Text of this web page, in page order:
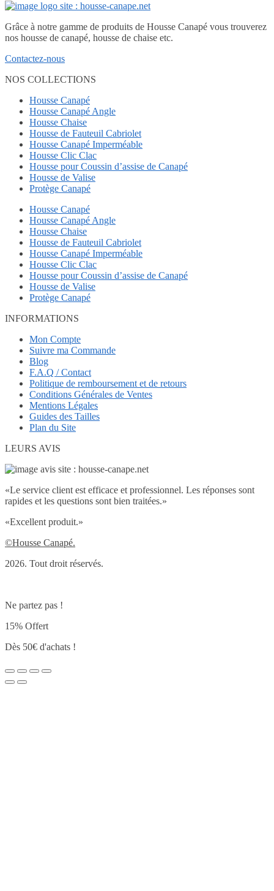
Grâce à notre gamme de produits de Housse Canapé vous trouverez
nos housse de canapé, housse de chaise etc.
Contactez-nous
NOS COLLECTIONS
Housse Canapé
Housse Canapé Angle
Housse Chaise
Housse de Fauteuil Cabriolet
Housse Canapé Imperméable
Housse Clic Clac
Housse pour Coussin d’assise de Canapé
Housse de Valise
Protège Canapé
Housse Canapé
Housse Canapé Angle
Housse Chaise
Housse de Fauteuil Cabriolet
Housse Canapé Imperméable
Housse Clic Clac
Housse pour Coussin d’assise de Canapé
Housse de Valise
Protège Canapé
INFORMATIONS
Mon Compte
Suivre ma Commande
Blog
F.A.Q / Contact
Politique de remboursement et de retours
Conditions Générales de Ventes
Mentions Légales
Guides des Tailles
Plan du Site
LEURS AVIS
«Le service client est efficace et professionnel. Les réponses sont
rapides et les questions sont bien traitées.»
«Excellent produit.»
©Housse Canapé.
2026. Tout droit réservés.
Ne partez pas !
15% Offert
Dès 50€ d'achats !